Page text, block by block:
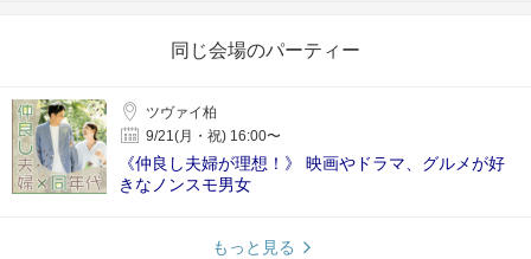
同じ会場のパーティー
ツヴァイ柏
9/21(月・祝) 16:00〜
《仲良し夫婦が理想！》 映画やドラマ、グルメが好
きなノンスモ男女
もっと見る